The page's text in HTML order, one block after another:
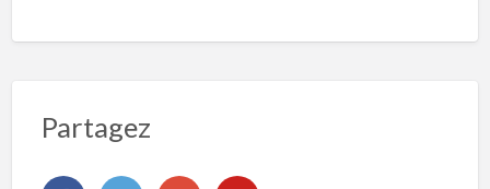
Partagez